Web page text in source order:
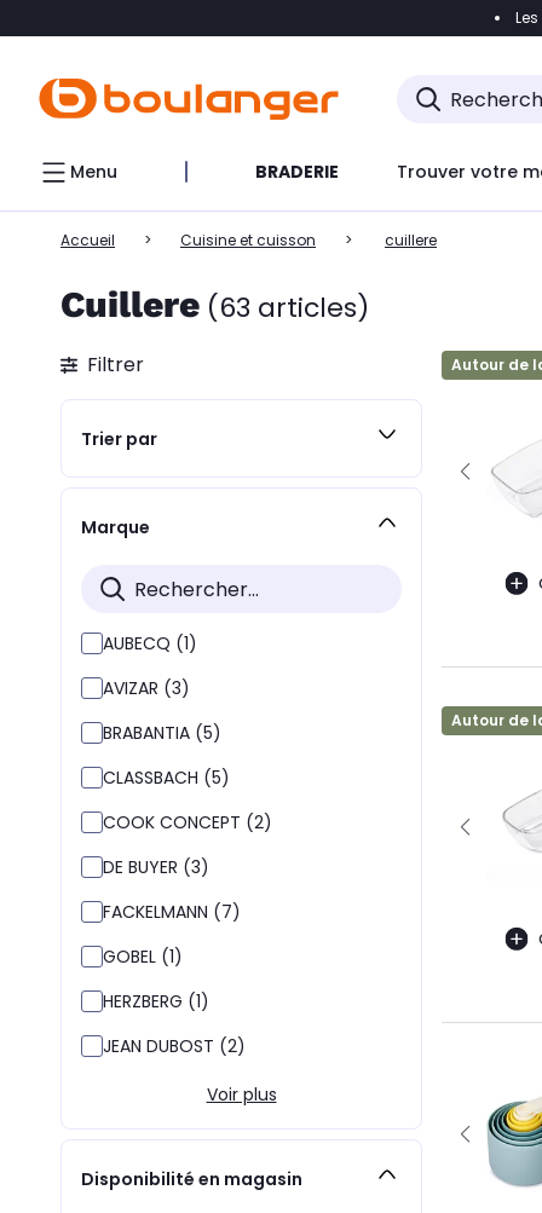
Accéder
Menu BRADERIE Trouver votre
Accueil Cuisine et cuisson cuillere
Cuillere (63 articles)
Filtrer
Trier par
Marque
AUBECQ (1)
AVIZAR (3)
BRABANTIA (5)
CLASSBACH (5)
COOK CONCEPT (2)
DE BUYER (3)
FACKELMANN (7)
GOBEL (1)
HERZBERG (1)
JEAN DUBOST (2)
Voir plus
Disponibilité en magasin
Autour de
Autour de